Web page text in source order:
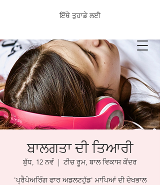
ਇੱਥੇ ਤੁਹਾਡੇ ਲਈ
ਬਾਲਗਤਾ ਦੀ ਤਿਆਰੀ
ਬੁੱਧ, 12 ਨਵੰ
  |
ਟੀਚ ਰੂਮ, ਬਾਲ ਵਿਕਾਸ ਕੇਂਦਰ
'ਪ੍ਰੈਪੇਅਰਿੰਗ ਫਾਰ ਅਡਲਟਹੁੱਡ' ਮਾਪਿਆਂ ਦੀ ਦੇਖਭਾਲ